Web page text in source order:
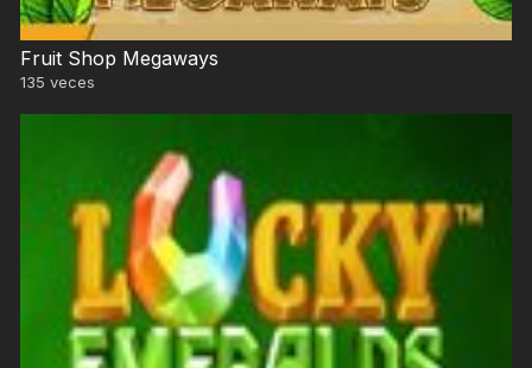
Fruit Shop Megaways
135 veces